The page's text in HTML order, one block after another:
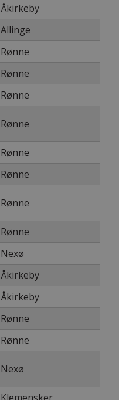
Åkirkeby
Allinge
Rønne
Rønne
Rønne
Rønne
Rønne
Rønne
Rønne
Rønne
Nexø
Åkirkeby
Åkirkeby
Rønne
Rønne
Nexø
Klemensker